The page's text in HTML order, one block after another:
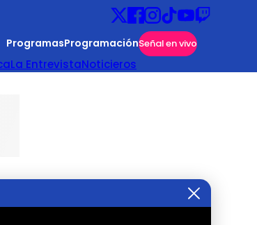
ProgramasProgramaciónSeñal en vivo
La EntrevistaNoticieros